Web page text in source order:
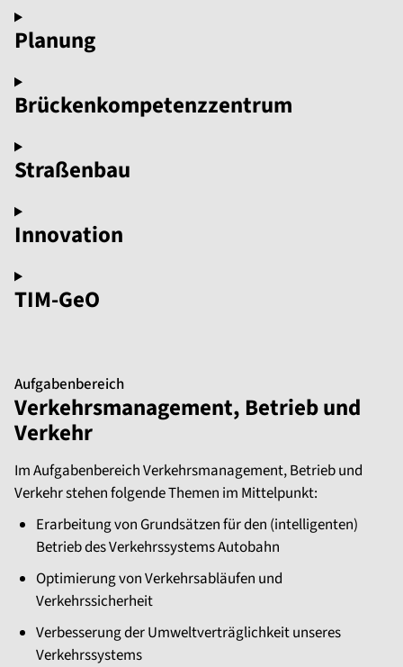
Planung
Brückenkompetenzzentrum
Straßenbau
Innovation
TIM-GeO
Aufgabenbereich
Verkehrsmanagement, Betrieb und
Verkehr
Im Aufgabenbereich Verkehrsmanagement, Betrieb und
Verkehr stehen folgende Themen im Mittelpunkt:
Erarbeitung von Grundsätzen für den (intelligenten)
Betrieb des Verkehrssystems Autobahn
Optimierung von Verkehrsabläufen und
Verkehrssicherheit
Verbesserung der Umweltverträglichkeit unseres
Verkehrssystems